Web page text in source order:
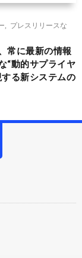
プレスリリースな
常に最新の情報
“動的サプライヤ
する新システムの